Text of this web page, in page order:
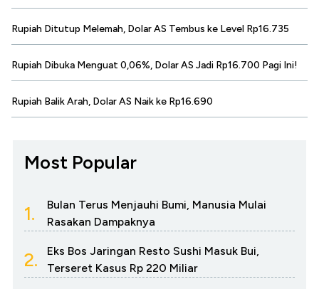
Rupiah Ditutup Melemah, Dolar AS Tembus ke Level Rp16.735
Rupiah Dibuka Menguat 0,06%, Dolar AS Jadi Rp16.700 Pagi Ini!
Rupiah Balik Arah, Dolar AS Naik ke Rp16.690
Most Popular
1.
Bulan Terus Menjauhi Bumi, Manusia Mulai
Rasakan Dampaknya
2.
Eks Bos Jaringan Resto Sushi Masuk Bui,
Terseret Kasus Rp 220 Miliar